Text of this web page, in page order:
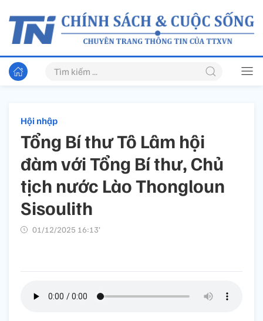
Hội nhập
Tổng Bí thư Tô Lâm hội
đàm với Tổng Bí thư, Chủ
tịch nước Lào Thongloun
Sisoulith
01/12/2025 16:13’